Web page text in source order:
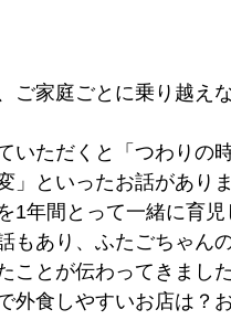
ご家庭ごとに乗り越え
いただくと「つわりの
」といったお話がありま
1年間とって一緒に育
もあり、ふたごちゃん
ことが伝わってきました
外食しやすいお店は？